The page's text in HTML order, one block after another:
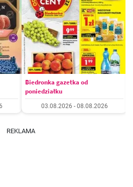
Biedronka gazetka od
poniedziałku
03.08.2026 - 08.08.2026
REKLAMA